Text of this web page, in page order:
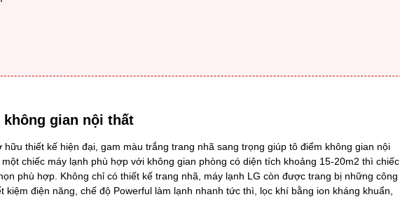
gian nội thất
hữu thiết kế hiện đại, gam màu trắng trang nhã sang trọng giúp tô điểm không gian nội
chiếc máy lạnh phù hợp với không gian phòng có diện tích khoảng 15-20m2 thì chiếc
phù hợp. Không chỉ có thiết kế trang nhã, máy lạnh LG còn được trang bị những công
điện năng, chế độ Powerful làm lạnh nhanh tức thì, lọc khí bằng ion kháng khuẩn,